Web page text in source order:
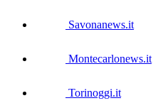
Savonanews.it
Montecarlonews.it
Torinoggi.it